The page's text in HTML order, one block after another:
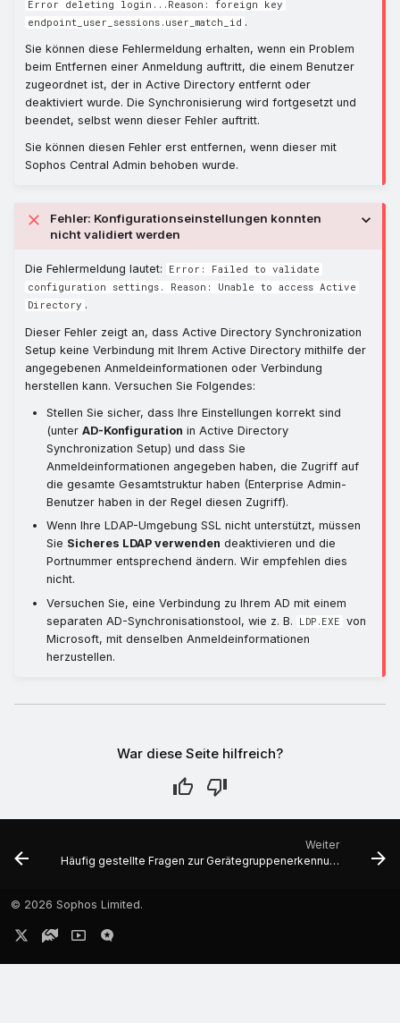
Error deleting login...Reason: foreign key
endpoint_user_sessions.user_match_id .
Sie können diese Fehlermeldung erhalten, wenn ein Problem
beim Entfernen einer Anmeldung auftritt, die einem Benutzer
zugeordnet ist, der in Active Directory entfernt oder
deaktiviert wurde. Die Synchronisierung wird fortgesetzt und
beendet, selbst wenn dieser Fehler auftritt.
Sie können diesen Fehler erst entfernen, wenn dieser mit
Sophos Central Admin behoben wurde.
Fehler: Konfigurationseinstellungen konnten
nicht validiert werden
Die Fehlermeldung lautet:
Error: Failed to validate
configuration settings. Reason: Unable to access Active
Directory .
Dieser Fehler zeigt an, dass Active Directory Synchronization
Setup keine Verbindung mit Ihrem Active Directory mithilfe der
angegebenen Anmeldeinformationen oder Verbindung
herstellen kann. Versuchen Sie Folgendes:
Stellen Sie sicher, dass Ihre Einstellungen korrekt sind
(unter AD-Konfiguration in Active Directory
Synchronization Setup) und dass Sie
Anmeldeinformationen angegeben haben, die Zugriff auf
die gesamte Gesamtstruktur haben (Enterprise Admin-
Benutzer haben in der Regel diesen Zugriff).
Wenn Ihre LDAP-Umgebung SSL nicht unterstützt, müssen
Sie Sicheres LDAP verwenden deaktivieren und die
Portnummer entsprechend ändern. Wir empfehlen dies
nicht.
Versuchen Sie, eine Verbindung zu Ihrem AD mit einem
separaten AD-Synchronisationstool, wie z. B.
LDP.EXE von
Microsoft, mit denselben Anmeldeinformationen
herzustellen.
War diese Seite hilfreich?
Weiter
Häufig gestellte Fragen zur Gerätegruppenerkennung
© 2026 Sophos Limited.